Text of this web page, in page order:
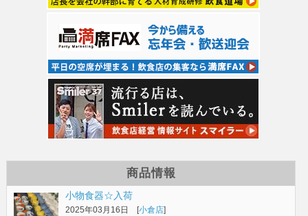
商品情報
小物食器☆入荷
2025年03月16日 [小倉店]